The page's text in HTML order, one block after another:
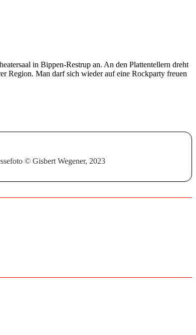
in Bippen-Restrup an. An den Plattentellern dreht
Region. Man darf sich wieder auf eine Rockparty freuen
© Gisbert Wegener, 2023